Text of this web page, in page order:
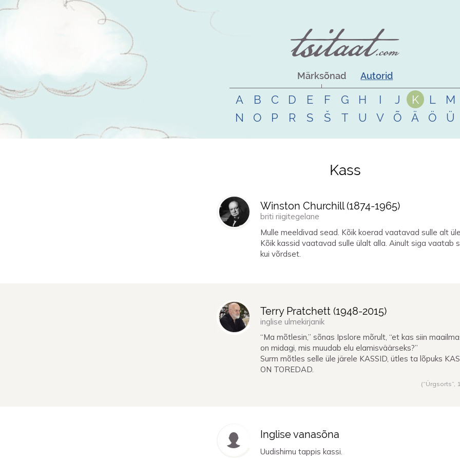
Märksõnad Autorid
A B C D E F G H I J K L
M
N
O P R S Š T U V Õ Ä Ö Ü
Kass
Winston Churchill (1874-1965)
briti riigitegelane
Mulle meeldivad sead. Kõik koerad vaatavad sulle alt
Kõik kassid vaatavad sulle ülalt alla. Ainult siga vaatab
kui võrdset.
Terry Pratchett (1948-2015)
inglise ulmekirjanik
“Ma mõtlesin,” sõnas Ipslore mõrult, “et kas siin
on midagi, mis muudab elu elamisväärseks?”
Surm mõtles selle üle järele KASSID, ütles ta lõpuks
ON TOREDAD.
(“Ürgsorts”,
Inglise vanasõna
Uudishimu tappis kassi.